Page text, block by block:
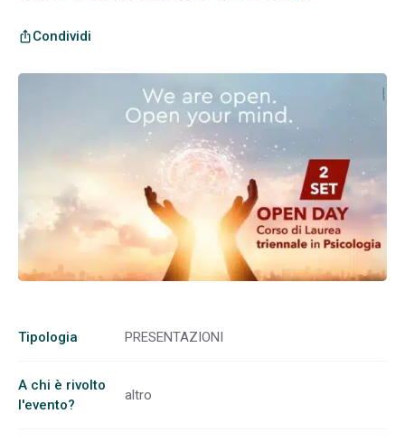
ios_shareCondividi
Tipologia PRESENTAZIONI
A chi è rivolto
l'evento?
altro